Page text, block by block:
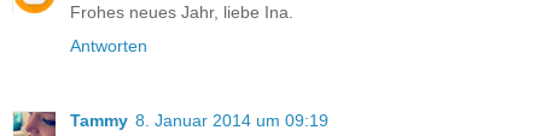
Frohes neues Jahr, liebe Ina.
Antworten
Tammy 8. Januar 2014 um 09:19